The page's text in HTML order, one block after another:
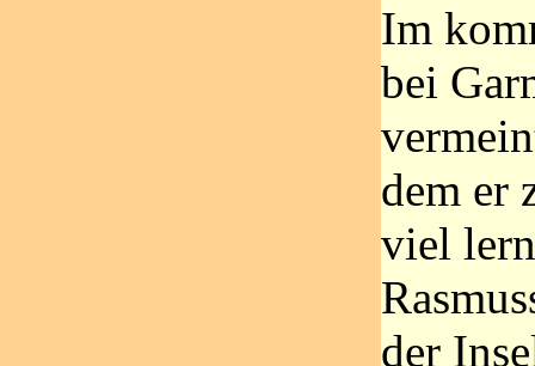
Im
bei
dem er
viel
der